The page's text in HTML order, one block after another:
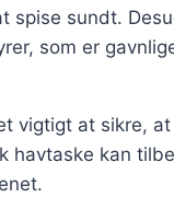
spise sundt.
som er
vigtigt at sikre,
havtaske kan